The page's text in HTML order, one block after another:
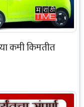
कमी किमतीत